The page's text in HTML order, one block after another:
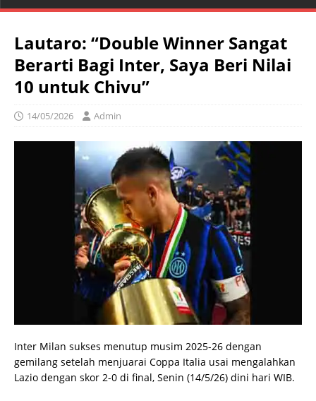
Lautaro: “Double Winner Sangat
Berarti Bagi Inter, Saya Beri Nilai
10 untuk Chivu”
14/05/2026 Admin
Inter Milan sukses menutup musim 2025-26 dengan
gemilang setelah menjuarai Coppa Italia usai mengalahkan
Lazio dengan skor 2-0 di final, Senin (14/5/26) dini hari WIB.